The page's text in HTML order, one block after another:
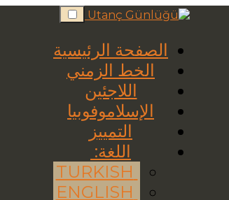
Skip
to
الصفحة الرئيسية
الخط الزمني
اللاجئين
الإسلاموفوبيا
التمييز
اللغة: